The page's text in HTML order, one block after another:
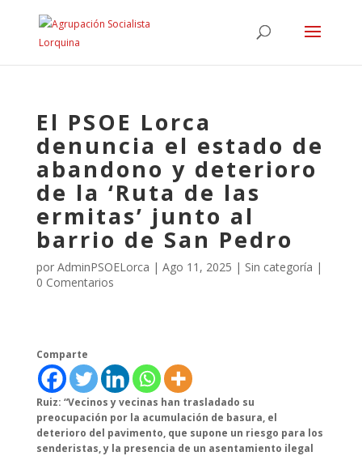
El PSOE Lorca
denuncia el estado de
abandono y deterioro
de la ‘Ruta de las
ermitas’ junto al
barrio de San Pedro
por AdminPSOELorca | Ago 11, 2025 | Sin categoría |
0 Comentarios
Comparte
Ruiz: “Vecinos y vecinas han trasladado su
preocupación por la acumulación de basura, el
deterioro del pavimento, que supone un riesgo para los
senderistas, y la presencia de un asentamiento ilegal